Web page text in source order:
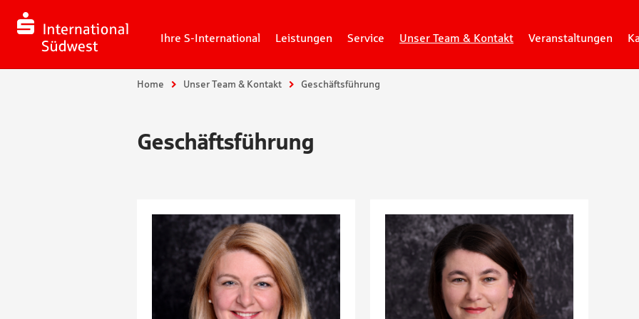
Ihre S-International
Leistungen Service Unser Team & Kontakt Veranstaltungen
Home Unser Team & Kontakt Geschäftsführung
Geschäftsführung